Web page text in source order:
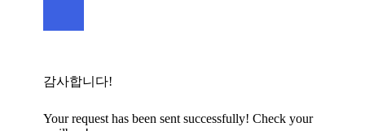
감사합니다!
Your request has been sent successfully! Check your